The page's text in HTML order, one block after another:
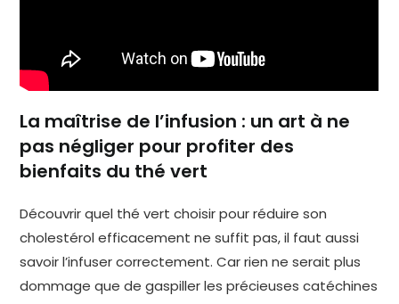
La maîtrise de l’infusion : un art à ne
pas négliger pour profiter des
bienfaits du thé vert
Découvrir quel thé vert choisir pour réduire son
cholestérol efficacement ne suffit pas, il faut aussi
savoir l’infuser correctement. Car rien ne serait plus
dommage que de gaspiller les précieuses catéchines